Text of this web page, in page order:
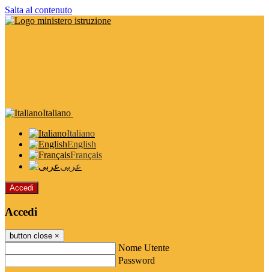
Salta al contenuto
Italiano
Italiano
English
Français
عربى
Accedi
Accedi
button close ×
Nome Utente
Password